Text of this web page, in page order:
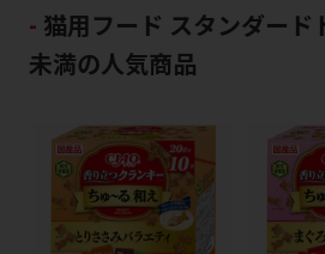
猫用フード スタンダード
未満の人気商品